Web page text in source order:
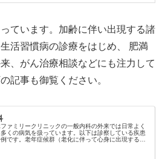
ています。加齢に伴い出現する諸
活習慣病の診療をはじめ、 肥満
、がん治療相談などにも注力して
記事も御覧ください。
ァミリークリニックの一般内科の外来では日常よく
多くの病気を扱っています。以下は診察している疾患
です。老年症候群（老化に伴って心身に出現する